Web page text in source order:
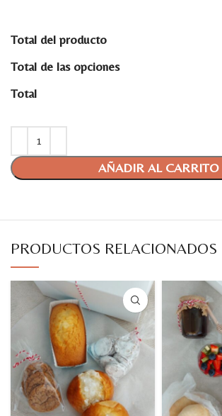
Total del producto
Total de las opciones
Total
AÑADIR AL CARRITO
PRODUCTOS RELACIONADOS